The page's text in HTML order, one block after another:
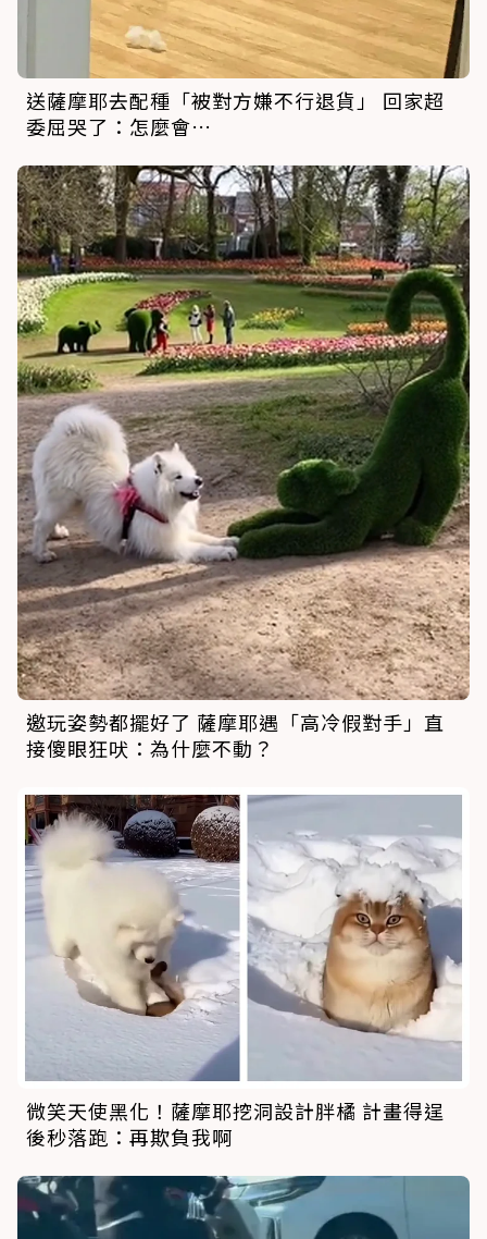
送薩摩耶去配種「被對方嫌不行退貨」 回家超
委屈哭了：怎麼會…
邀玩姿勢都擺好了 薩摩耶遇「高冷假對手」直
接傻眼狂吠：為什麼不動？
微笑天使黑化！薩摩耶挖洞設計胖橘 計畫得逞
後秒落跑：再欺負我啊